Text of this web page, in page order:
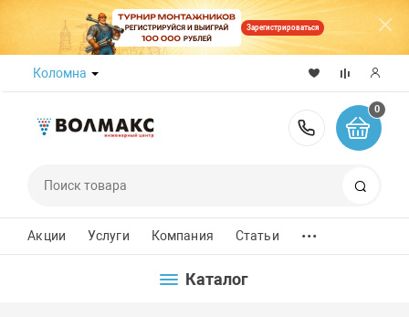
Зарегистрироваться
Коломна
8 (800)
0
Акции Услуги Компания Статьи ...
Каталог